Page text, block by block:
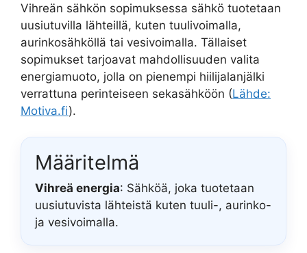
Vihreän sähkön sopimuksessa sähkö tuotetaan
uusiutuvilla lähteillä, kuten tuulivoimalla,
aurinkosähköllä tai vesivoimalla. Tällaiset
sopimukset tarjoavat mahdollisuuden valita
energiamuoto, jolla on pienempi hiilijalanjälki
verrattuna perinteiseen sekasähköön (Lähde:
Motiva.fi).
Määritelmä
Vihreä energia: Sähköä, joka tuotetaan
uusiutuvista lähteistä kuten tuuli-, aurinko-
ja vesivoimalla.